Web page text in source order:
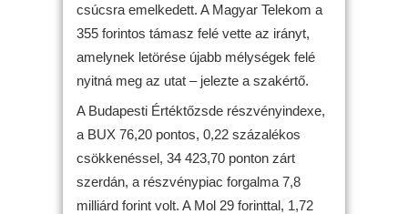
csúcsra emelkedett. A Magyar Telekom a
355 forintos támasz felé vette az irányt,
amelynek letörése újabb mélységek felé
nyitná meg az utat – jelezte a szakértő.
A Budapesti Értéktőzsde részvényindexe,
a BUX 76,20 pontos, 0,22 százalékos
csökkenéssel, 34 423,70 ponton zárt
szerdán, a részvénypiac forgalma 7,8
milliárd forint volt. A Mol 29 forinttal, 1,72